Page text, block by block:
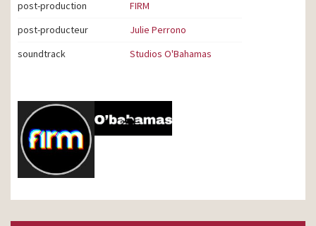
post-production
FIRM
post-producteur
Julie Perrono
soundtrack
Studios O'Bahamas